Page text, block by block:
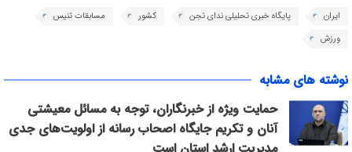
ایران پایگاه خبری تحلیلی ندای تجن کشور
مسابقات تنیس
ورزش
نوشته های مشابه
حمایت ویژه از خبرنگاران، توجه به مسائل معیشتی
آنان و تکریم جایگاه اصحاب رسانه از اولویت‌های جدی